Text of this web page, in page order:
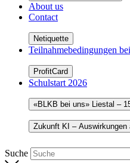
About us
Contact
Netiquette
Teilnahmebedingungen
ProfitCard
Schulstart 2026
«BLKB bei uns» Liestal –
Zukunft KI –
Suche